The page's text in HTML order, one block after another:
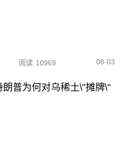
阅读 10969 08-03
普为何对乌稀土\"摊牌\"